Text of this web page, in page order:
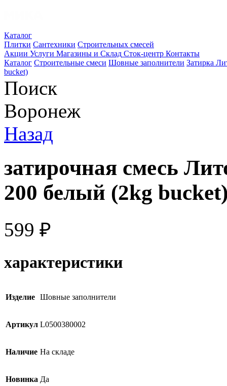
Каталог
Плитки Сантехники Строительных смесей
Акции Услуги Магазины и Склад Сток-центр Контакты
Каталог Строительные смеси Шовные заполнители Затирка
bucket)
Поиск
Воронеж
Назад
затирочная смесь
200 белый (2kg
599 ₽
характеристики
Изделие Шовные заполнители
Артикул L0500380002
Наличие На складе
Новинка Да